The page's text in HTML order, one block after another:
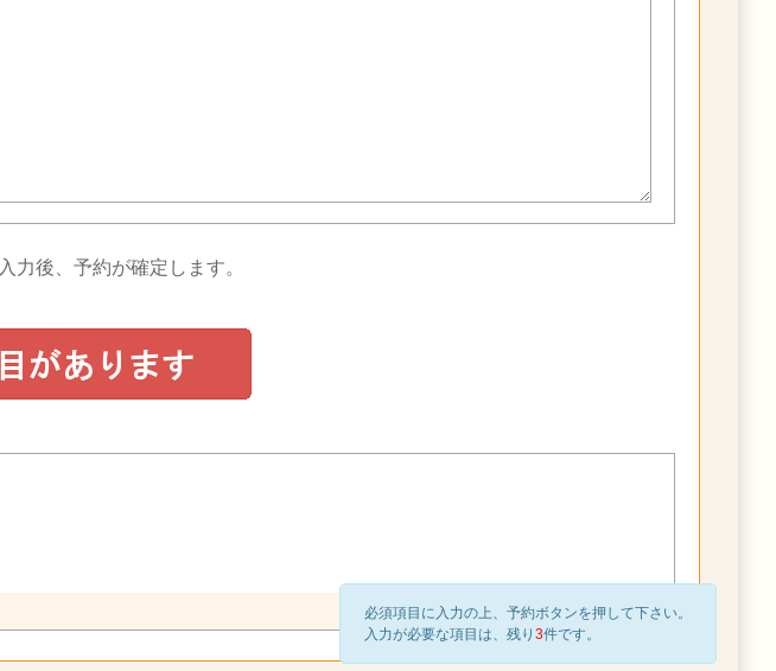
入力後、予約が確定します。
必須項目に入力の上、予約ボタンを押して下さい。
入力が必要な項目は、残り 3件です。